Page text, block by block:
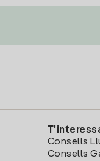
Consells
Consells